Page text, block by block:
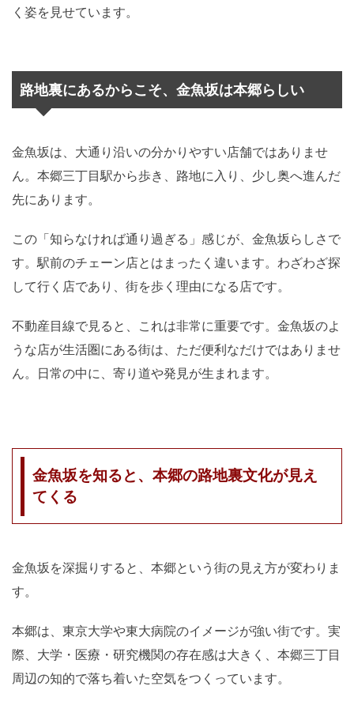
く姿を見せています。
路地裏にあるからこそ、金魚坂は本郷らしい
金魚坂は、大通り沿いの分かりやすい店舗ではありませ
ん。本郷三丁目駅から歩き、路地に入り、少し奥へ進んだ
先にあります。
この「知らなければ通り過ぎる」感じが、金魚坂らしさで
す。駅前のチェーン店とはまったく違います。わざわざ探
して行く店であり、街を歩く理由になる店です。
不動産目線で見ると、これは非常に重要です。金魚坂のよ
うな店が生活圏にある街は、ただ便利なだけではありませ
ん。日常の中に、寄り道や発見が生まれます。
金魚坂を知ると、本郷の路地裏文化が見え
てくる
金魚坂を深掘りすると、本郷という街の見え方が変わりま
す。
本郷は、東京大学や東大病院のイメージが強い街です。実
際、大学・医療・研究機関の存在感は大きく、本郷三丁目
周辺の知的で落ち着いた空気をつくっています。